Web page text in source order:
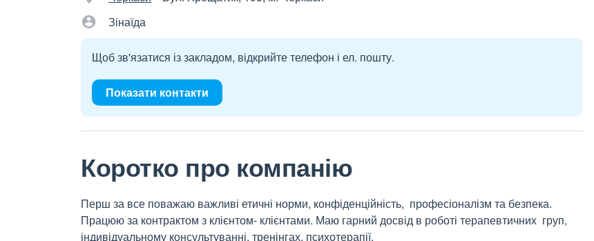
Зінаїда
Щоб зв'язатися із закладом, відкрийте телефон і ел. пошту.
Показати контакти
Коротко про компанію
Перш за все поважаю важливі етичні норми, конфіденційність, професіоналізм та безпека.
Працюю за контрактом з клієнтом- клієнтами. Маю гарний досвід в роботі терапевтичних груп,
індивідуальному консультуванні, тренінгах, психотерапії.